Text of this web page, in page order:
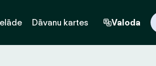
Dāvanu kartes Valoda